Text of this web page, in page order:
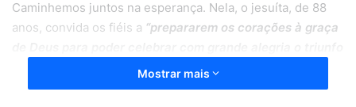
Caminhemos juntos na esperança. Nela, o jesuíta, de 88
anos, convida os fiéis a “prepararem os corações à graça
pascal de Cristo sobre o pecado e a morte”
Mostrar mais